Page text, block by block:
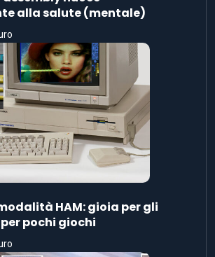
alla salute (mentale)
HAM: gioia per gli
pochi giochi